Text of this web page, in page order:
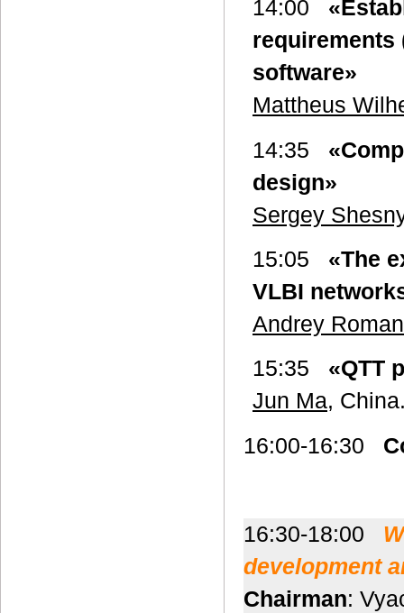
14:00
requirements
software»
Mattheus
14:35
design»
Sergey
15:05 «The
VLBI
Andrey
15:35 «QTT
Jun Ma,
16:00-16:30
16:30-18:00
development
Chairman: